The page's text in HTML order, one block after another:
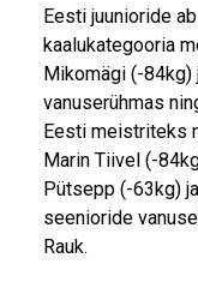
Eesti juunioride
kaalukategooria
Mikomägi (-
vanuserühmas
Eesti meistriteks
Marin Tiivel (-
Pütsepp (-63kg)
seenioride
Rauk.